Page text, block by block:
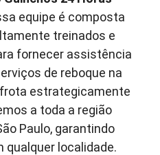
equipe é composta
treinados e
fornecer assistência
de reboque na
frota estrategicamente
a toda a região
Paulo, garantindo
qualquer localidade.